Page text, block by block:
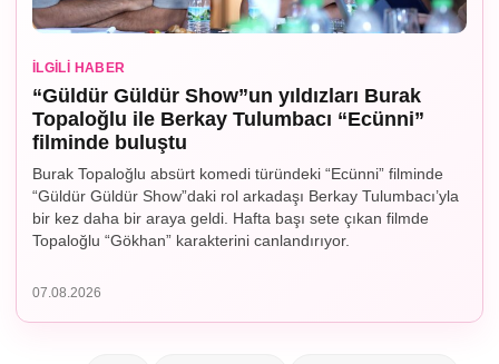
İLGILI HABER
“Güldür Güldür Show”un yıldızları Burak
Topaloğlu ile Berkay Tulumbacı “Ecünni”
filminde buluştu
Burak Topaloğlu absürt komedi türündeki “Ecünni” filminde
“Güldür Güldür Show”daki rol arkadaşı Berkay Tulumbacı’yla
bir kez daha bir araya geldi. Hafta başı sete çıkan filmde
Topaloğlu “Gökhan” karakterini canlandırıyor.
07.08.2026